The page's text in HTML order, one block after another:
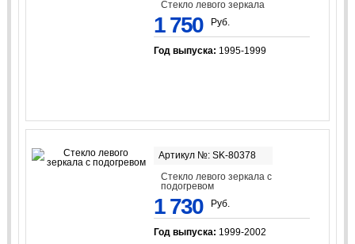
Стекло левого зеркала
1 750 Руб.
Год выпуска: 1995-1999
Артикул №: SK-80378
Стекло левого зеркала с
подогревом
1 730 Руб.
Год выпуска: 1999-2002